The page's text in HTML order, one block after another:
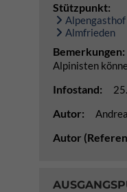
Stützpunkt:
Almfrieden
Bemerkungen:
Alpinisten
Infostand:
Autor:
Autor